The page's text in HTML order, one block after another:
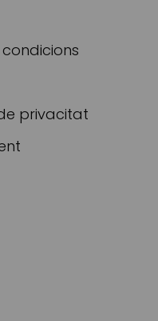
condicions
privacitat